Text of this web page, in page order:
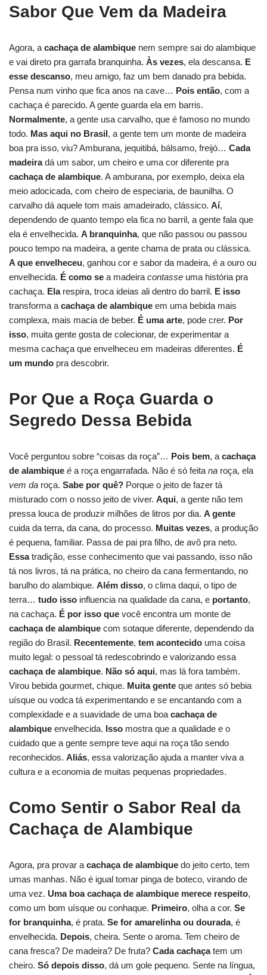
Sabor Que Vem da Madeira
Agora, a cachaça de alambique nem sempre sai do alambique
e vai direto pra garrafa branquinha. Às vezes, ela descansa. E
esse descanso, meu amigo, faz um bem danado pra bebida.
Pensa num vinho que fica anos na cave… Pois então, com a
cachaça é parecido. A gente guarda ela em barris.
Normalmente, a gente usa carvalho, que é famoso no mundo
todo. Mas aqui no Brasil, a gente tem um monte de madeira
boa pra isso, viu? Amburana, jequitibá, bálsamo, freijó… Cada
madeiradá um sabor, um cheiro e uma cor diferente pra
cachaça de alambique. A amburana, por exemplo, deixa ela
meio adocicada, com cheiro de especiaria, de baunilha. O
carvalho dá aquele tom mais amadeirado, clássico. Aí,
dependendo de quanto tempo ela fica no barril, a gente fala que
ela é envelhecida. A branquinha, que não passou ou passou
pouco tempo na madeira, a gente chama de prata ou clássica.
A que envelheceu, ganhou cor e sabor da madeira, é a ouro ou
envelhecida. É como se a madeira contasse uma história pra
cachaça. Elarespira, troca ideias ali dentro do barril. E isso
transforma a cachaça de alambique em uma bebida mais
complexa, mais macia de beber. É uma arte, pode crer. Por
isso, muita gente gosta de colecionar, de experimentar a
mesma cachaça que envelheceu em madeiras diferentes. É
um mundo pra descobrir.
Por Que a Roça Guarda o
Segredo Dessa Bebida
Você perguntou sobre “coisas da roça”… Pois bem, a cachaça
de alambique é a roça engarrafada. Não é só feita na roça, ela
vem da roça. Sabe por quê? Porque o jeito de fazer tá
misturado com o nosso jeito de viver. Aqui, a gente não tem
pressa louca de produzir milhões de litros por dia. A gente
cuida da terra, da cana, do processo. Muitas vezes, a produção
é pequena, familiar. Passa de pai pra filho, de avô pra neto.
Essatradição, esse conhecimento que vai passando, isso não
tá nos livros, tá na prática, no cheiro da cana fermentando, no
barulho do alambique. Além disso, o clima daqui, o tipo de
terra… tudo isso influencia na qualidade da cana, e portanto,
na cachaça. É por isso que você encontra um monte de
cachaça de alambique com sotaque diferente, dependendo da
região do Brasil. Recentemente, tem acontecido uma coisa
muito legal: o pessoal tá redescobrindo e valorizando essa
cachaça de alambique. Não só aqui, mas lá fora também.
Virou bebida gourmet, chique. Muita gente que antes só bebia
uísque ou vodca tá experimentando e se encantando com a
complexidade e a suavidade de uma boa cachaça de
alambique envelhecida. Isso mostra que a qualidade e o
cuidado que a gente sempre teve aqui na roça tão sendo
reconhecidos. Aliás, essa valorização ajuda a manter viva a
cultura e a economia de muitas pequenas propriedades.
Como Sentir o Sabor Real da
Cachaça de Alambique
Agora, pra provar a cachaça de alambique do jeito certo, tem
umas manhas. Não é igual tomar pinga de boteco, virando de
uma vez. Uma boacachaça de alambique merece respeito,
como um bom uísque ou conhaque. Primeiro, olha a cor. Se
for branquinha, é prata. Se for amarelinha ou dourada, é
envelhecida. Depois, cheira. Sente o aroma. Tem cheiro de
cana fresca? De madeira? De fruta? Cada cachaçatem um
cheiro. Só depois disso, dá um gole pequeno. Sente na língua,